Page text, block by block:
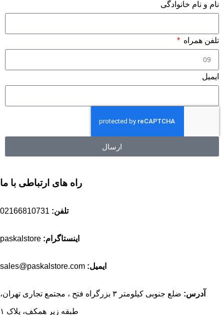
نام و نام خانوادگی
تلفن همراه
ایمیل
ارسال
راه های ارتباطی با ما
تلفن: 02166810731
اینستاگرام: paskalstore
ایمیل: sales@paskalstore.com
آدرس: ضلع جنوبی کیلومتر ۳ بزرگراه فتح ، مجتمع تجاری تهران،
طبقه زیر همکف، پلاک ۱